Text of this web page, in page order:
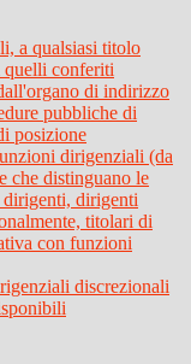
a qualsiasi titolo
conferiti
di indirizzo
pubbliche di
posizione
dirigenziali (da
che distinguano le
dirigenti, dirigenti
titolari di
con funzioni
discrezionali